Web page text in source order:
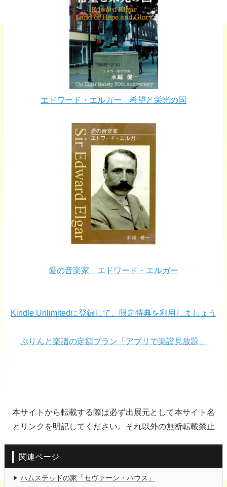
エドワード・エルガー 希望と栄光の国
愛の音楽家 エドワード・エルガー
Kindle Unlimitedに登録して、限定特典を利用しましょう
ぷりんと楽譜の定額プラン「アプリで楽譜見放題」
本サイトから転載する際は必ず出展元として本サイト名
とリンクを明記してください。それ以外の無断転載禁止
関連ページ
ハムステッドの家「セヴァーン・ハウス」